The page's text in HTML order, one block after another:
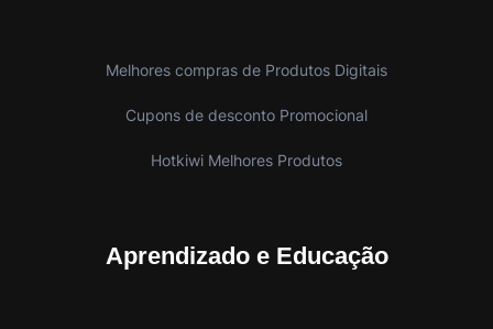
Melhores compras de Produtos Digitais
Cupons de desconto Promocional
Hotkiwi Melhores Produtos
Aprendizado e Educação